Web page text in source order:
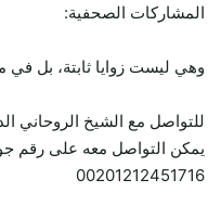
المشاركات الصحفية:
وهي ليست زوايا ثابتة، بل في
للتواصل مع الشيخ الروحاني
يمكن التواصل معه على رقم
00201212451716